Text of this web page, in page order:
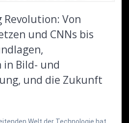
Revolution: Von
und CNNs bis
in Bild- und
und die Zukunft